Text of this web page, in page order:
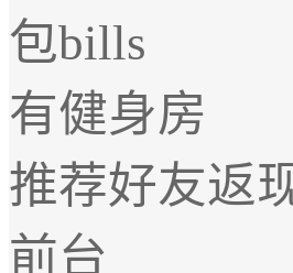
包bills
有健身房
推荐好友返
前台